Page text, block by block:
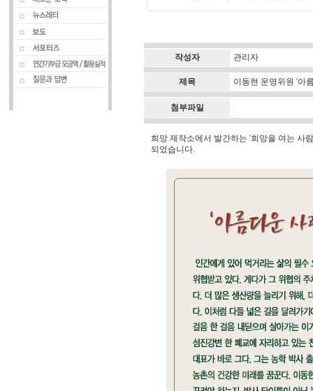
작성자 관리자
제목 이동현 운영위원 '아
첨부파일
희망 제작소에서 발간하는 '희망을 여는 사
되었습니다.